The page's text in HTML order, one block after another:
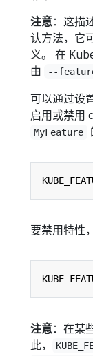
注意：这描
认方法，它
义。 在
由
--
可以通过设
启用或禁用
MyFeature
要禁用特性
注意：在某
此，